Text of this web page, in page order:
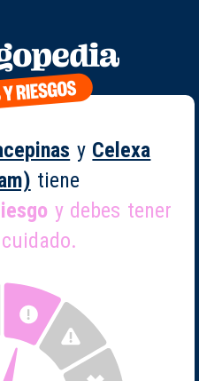
y Celexa
tiene
y debes tener